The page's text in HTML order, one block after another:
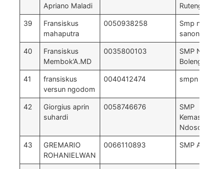
Apriano Maladi
Ruteng-
39
Fransiskus
mahaputra
0050938258
Smp negeri
40
Fransiskus
Membok’A.MD
0035800103
SMP Negri
Boleng
41
fransiskus
versun ngodom
0040412474 smpn 3
42
Giorgius aprin
suhardi
0058746676
SMP
Ndoso
43
GREMARIO
ROHANIELWAN
0066110893 SMP